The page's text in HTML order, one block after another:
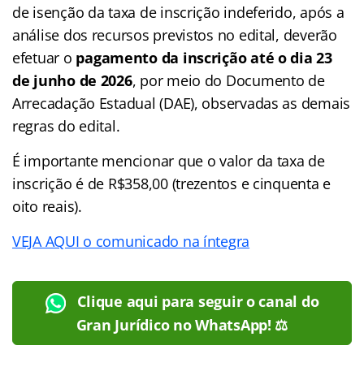
de isenção da taxa de inscrição indeferido, após a
análise dos recursos previstos no edital, deverão
efetuar o pagamento da inscrição até o dia 23
de junho de 2026, por meio do Documento de
Arrecadação Estadual (DAE), observadas as demais
regras do edital.
É importante mencionar que o valor da taxa de
inscrição é de R$358,00 (trezentos e cinquenta e
oito reais).
VEJA AQUI o comunicado na íntegra
Clique aqui para seguir o canal do
Gran Jurídico no WhatsApp! ⚖️